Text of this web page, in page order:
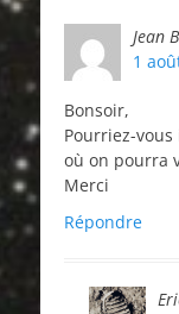
Jean B
1
Bonsoir,
Pourriez-
où on pourra
Merci
Répondre